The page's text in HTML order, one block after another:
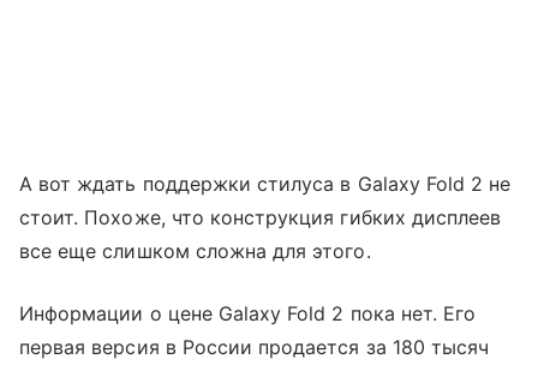
А вот ждать поддержки стилуса в Galaxy Fold 2 не
стоит. Похоже, что конструкция гибких дисплеев
все еще слишком сложна для этого.
Информации о цене Galaxy Fold 2 пока нет. Его
первая версия в России продается за 180 тысяч